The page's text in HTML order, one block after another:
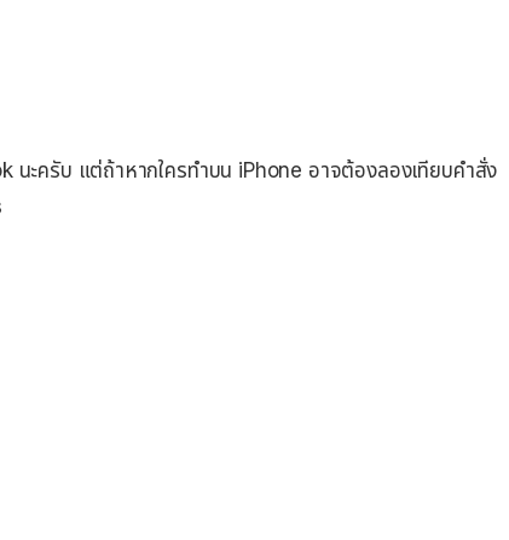
นะครับ แต่ถ้าหากใครทำบน iPhone อาจต้องลองเทียบคำสั่ง